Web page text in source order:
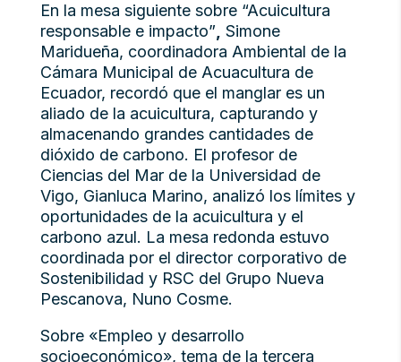
En la mesa siguiente sobre “Acuicultura
responsable e impacto”, Simone
Maridueña, coordinadora Ambiental de la
Cámara Municipal de Acuacultura de
Ecuador, recordó que el manglar es un
aliado de la acuicultura, capturando y
almacenando grandes cantidades de
dióxido de carbono. El profesor de
Ciencias del Mar de la Universidad de
Vigo, Gianluca Marino, analizó los límites y
oportunidades de la acuicultura y el
carbono azul. La mesa redonda estuvo
coordinada por el director corporativo de
Sostenibilidad y RSC del Grupo Nueva
Pescanova, Nuno Cosme.
Sobre «Empleo y desarrollo
socioeconómico», tema de la tercera